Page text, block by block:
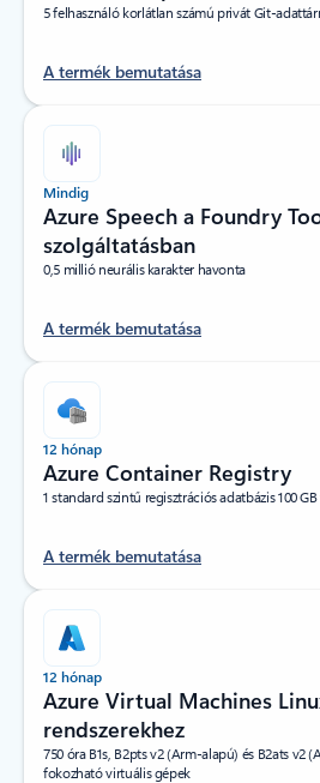
5 felhasználó korlátlan számú privát Git-
A termék bemutatása
Mindig
Azure Speech a Foundry
szolgáltatásban
0,5 millió neurális karakter havonta
A termék bemutatása
12 hónap
Azure Container Registry
1 standard szintű regisztrációs adatbázis 100
A termék bemutatása
12 hónap
Azure Virtual Machines
rendszerekhez
750 óra B1s, B2pts v2 (Arm-alapú) és B2ats v2
fokozható virtuális gépek